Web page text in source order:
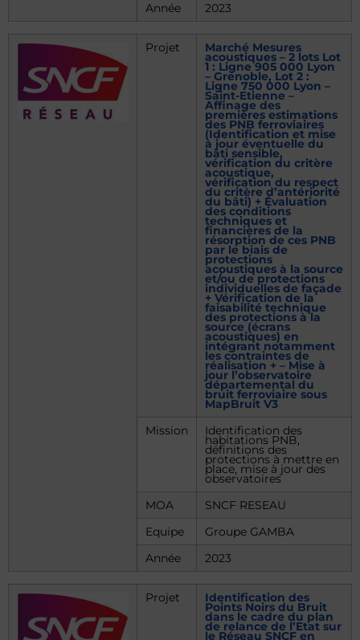
Année
2023
Projet Marché Mesures
acoustiques – 2 lots Lot
1 : Ligne 905 000 Lyon
– Grenoble, Lot 2 :
Ligne 750 000 Lyon –
Saint-Etienne –
Affinage des
premières estimations
des PNB ferroviaires
(Identification et mise
à jour éventuelle du
bâti sensible,
vérification du critère
acoustique,
vérification du respect
du critère d’antériorité
du bâti) + Évaluation
des conditions
techniques et
financières de la
résorption de ces PNB
par le biais de
protections
acoustiques à la source
et/ou de protections
individuelles de façade
+ Vérification de la
faisabilité technique
des protections à la
source (écrans
acoustiques) en
intégrant notamment
les contraintes de
réalisation + – Mise à
jour l’observatoire
départemental du
bruit ferroviaire sous
MapBruit V3
Mission
Identification des
habitations PNB,
définitions des
protections à mettre en
place, mise à jour des
observatoires
MOA
SNCF RESEAU
Equipe
Groupe GAMBA
Année
2023
Projet Identification des
Points Noirs du Bruit
dans le cadre du plan
de relance de l’Etat sur
le Réseau SNCF en